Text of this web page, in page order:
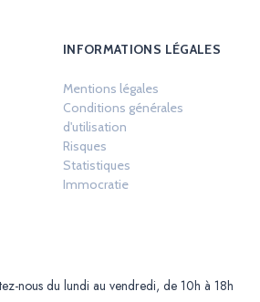
INFORMATIONS LÉGALES
Mentions légales
Conditions générales
d'utilisation
Risques
Statistiques
Immocratie
nous du lundi au vendredi, de 10h à 18h